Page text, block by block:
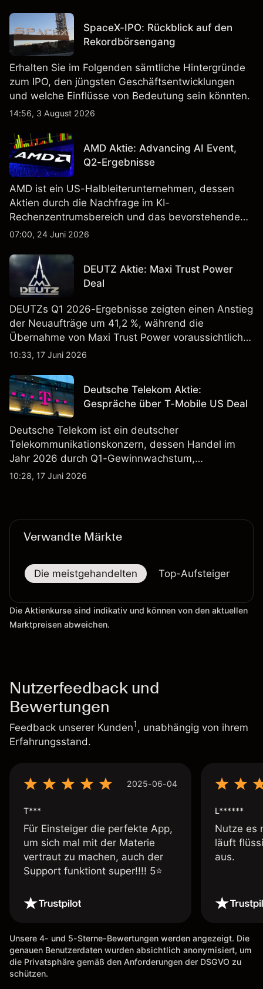
SpaceX-IPO: Rückblick auf den
Rekordbörsengang
Erhalten Sie im Folgenden sämtliche Hintergründe
zum IPO, den jüngsten Geschäftsentwicklungen
und welche Einflüsse von Bedeutung sein könnten.
14:56, 3 August 2026
AMD Aktie: Advancing AI Event,
Q2-Ergebnisse
AMD ist ein US-Halbleiterunternehmen, dessen
Aktien durch die Nachfrage im KI-
Rechenzentrumsbereich und das bevorstehende
„Advancing AI 2026"-Event im Juli Aufmerksamkeit
Vergangenheit ist kein verlässlicher Indikator für
zukünftige Ergebnisse.
07:00, 24 Juni 2026
DEUTZ Aktie: Maxi Trust Power
Deal
DEUTZs Q1 2026-Ergebnisse zeigten einen Anstieg
der Neuaufträge um 41,2 %, während die
Übernahme von Maxi Trust Power voraussichtlich
40 Mio. € zum Umsatz von DEUTZ Energy
Vergangenheit ist kein verlässlicher Indikator für
zukünftige Ergebnisse.
10:33, 17 Juni 2026
Deutsche Telekom Aktie:
Gespräche über T-Mobile US Deal
Deutsche Telekom ist ein deutscher
Telekommunikationskonzern, dessen Handel im
Jahr 2026 durch Q1-Gewinnwachstum,
Aktienrückkäufe und Berichte über einen möglichen
10:28, 17 Juni 2026
Verwandte Märkte
Die meistgehandelten Top-Aufsteiger
Die Aktienkurse sind indikativ und können von den aktuellen
Marktpreisen abweichen.
Nutzerfeedback und
Bewertungen
Feedback unserer Kunden1, unabhängig von ihrem
Erfahrungsstand.
2025-06-04
T***
Für Einsteiger die perfekte App,
um sich mal mit der Materie
vertraut zu machen, auch der
Support funktiont super!!!! 5⭐️
L******
Nutze es
läuft
aus.
Unsere 4- und 5-Sterne-Bewertungen werden angezeigt. Die
genauen Benutzerdaten wurden absichtlich anonymisiert, um
die Privatsphäre gemäß den Anforderungen der DSGVO zu
schützen.